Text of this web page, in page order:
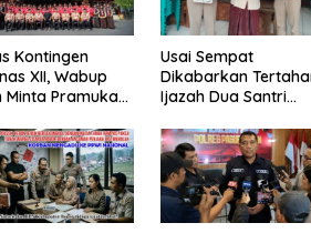
Kontingen
XII, Wabup
Minta Pramuka
Usai Sempat
Dikabarkan
Ijazah Dua Santri
Secara Cuma-cuma